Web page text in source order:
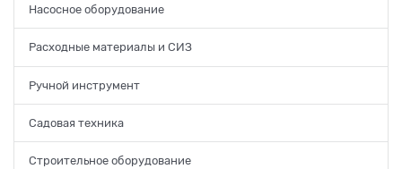
Насосное оборудование
Расходные материалы и СИЗ
Ручной инструмент
Садовая техника
Строительное оборудование